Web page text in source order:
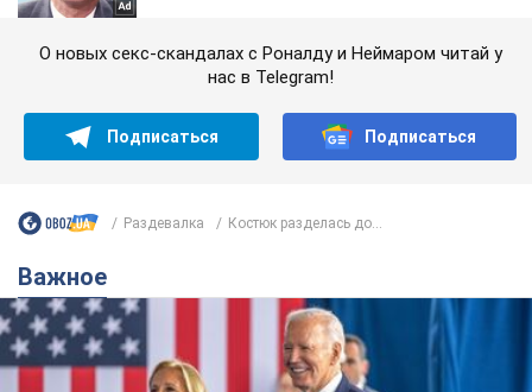
О новых секс-скандалах с Роналду и Неймаром читай у
нас в Telegram!
Подписаться Подписаться
Раздевалка Костюк разделась до...
Важное